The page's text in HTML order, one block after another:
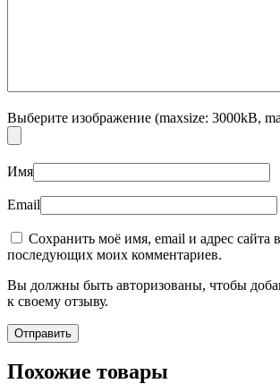
Выберите изображение (maxsize: 3000kB,
Имя
Email
Сохранить моё имя, email и адрес сайта
последующих моих комментариев.
Вы должны быть авторизованы, чтобы
к своему отзыву.
Похожие товары